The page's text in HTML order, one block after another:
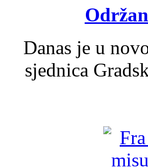
Danas je u
sjednica